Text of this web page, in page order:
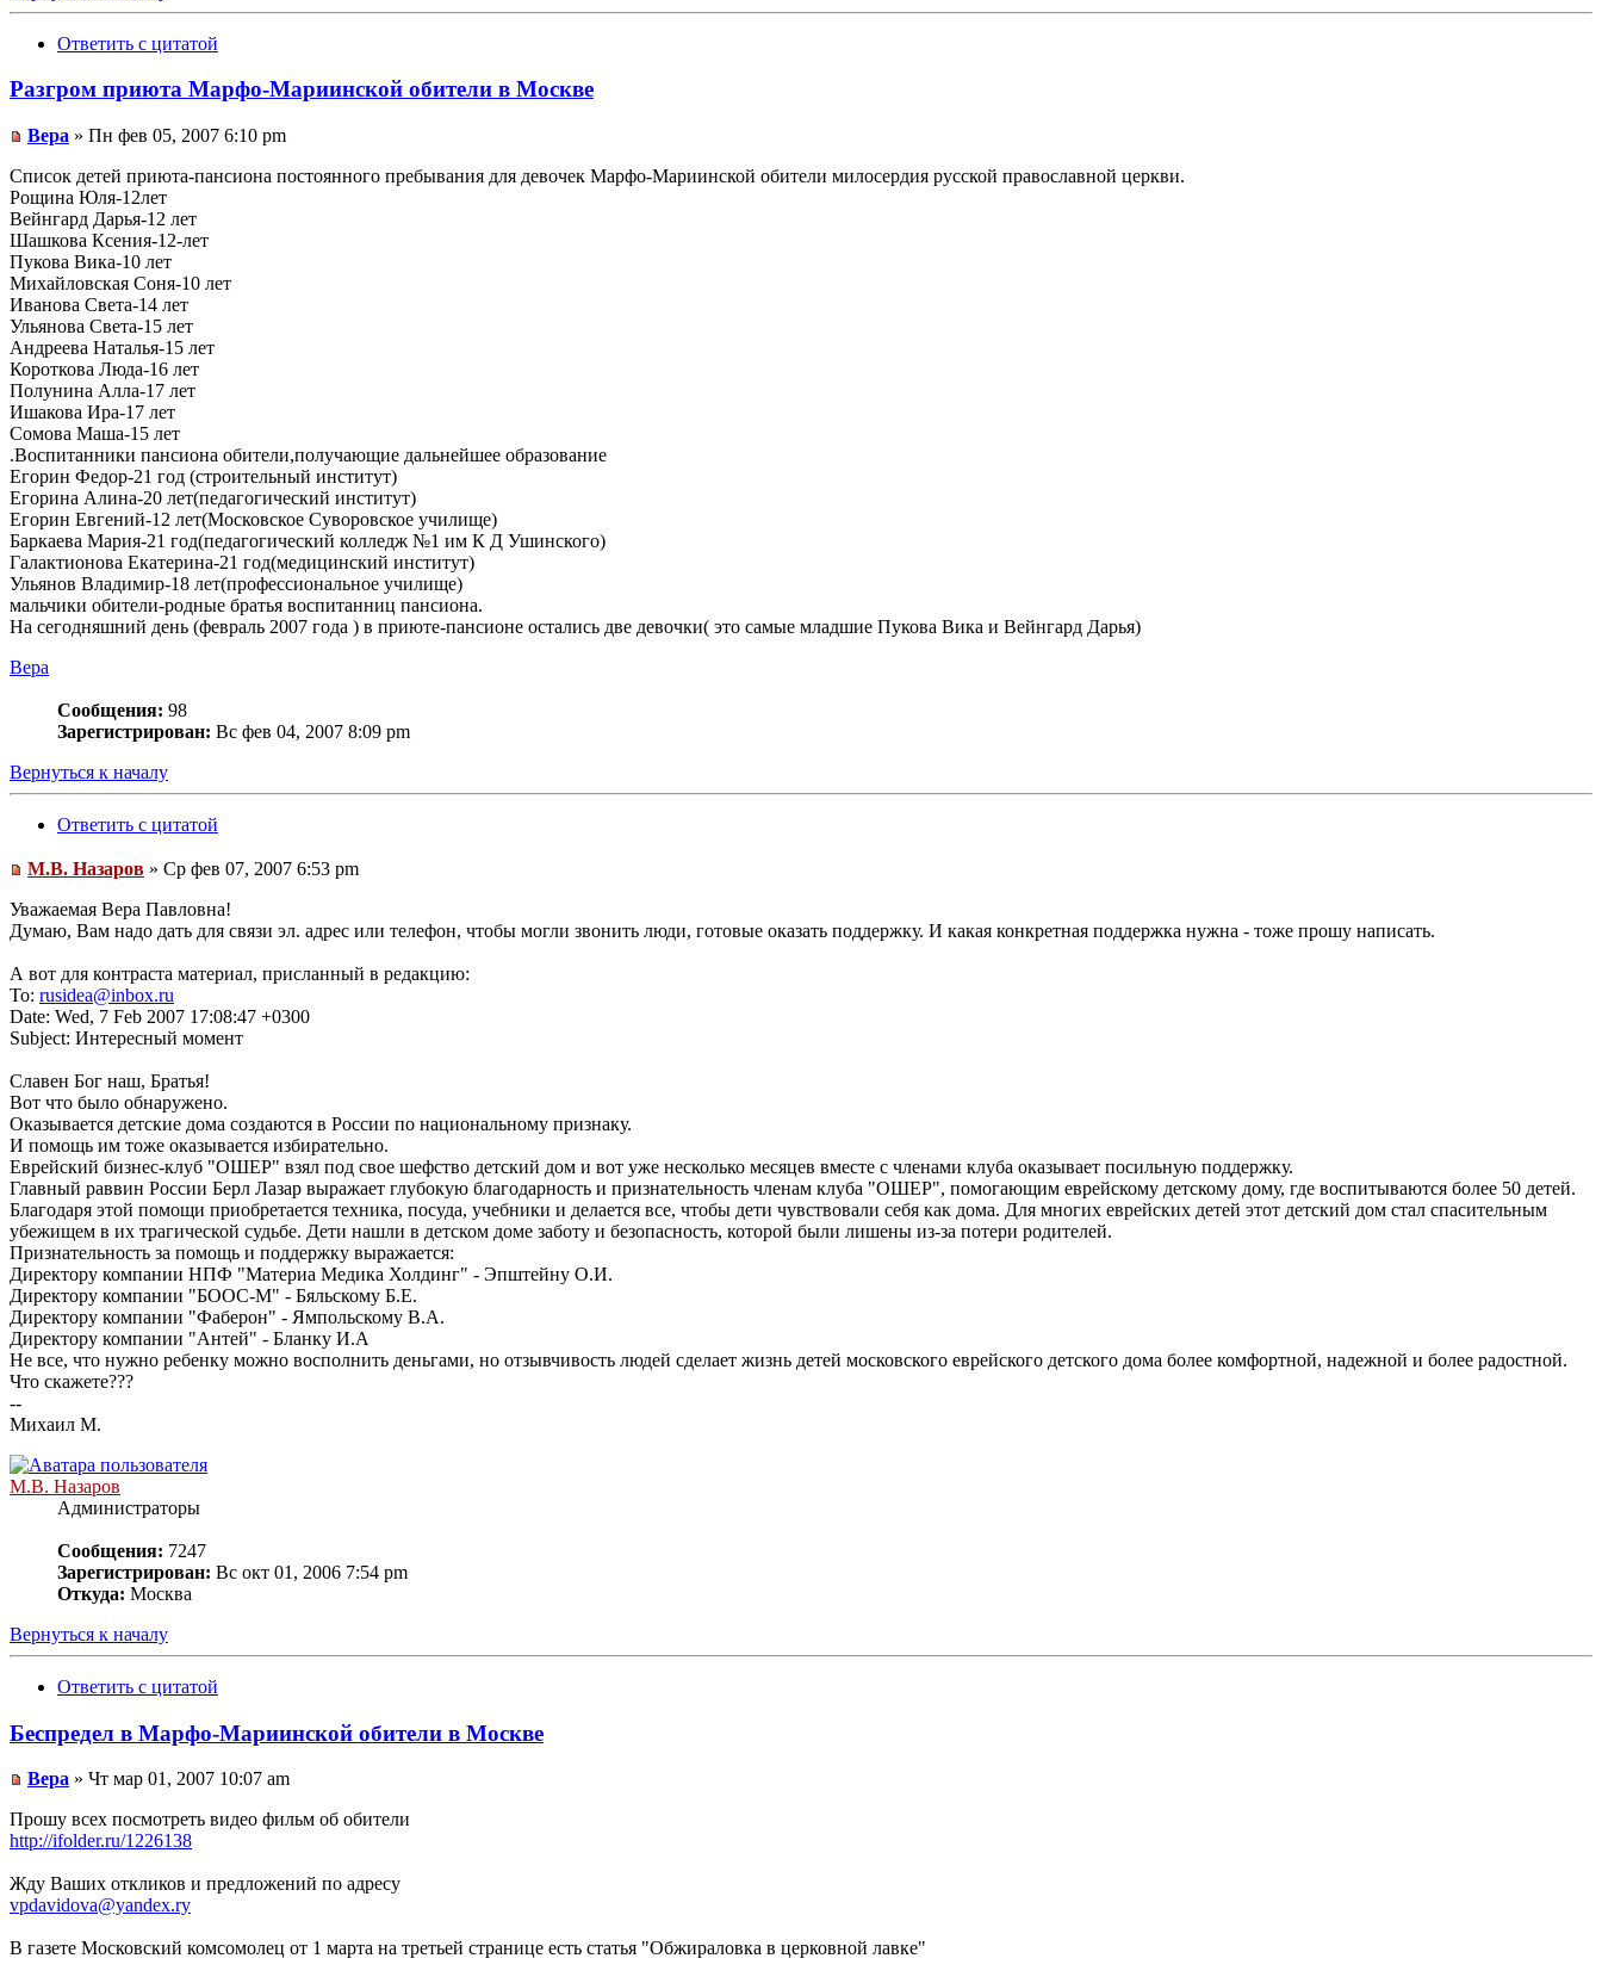
Ответить с цитатой
Разгром приюта Марфо-Мариинской обители в Москве
Вера » Пн фев 05, 2007 6:10 pm
Список детей приюта-пансиона постоянного пребывания для девочек Марфо-Мариинской обители милосердия русской православной церкви.
Рощина Юля-12лет
Вейнгард Дарья-12 лет
Шашкова Ксения-12-лет
Пукова Вика-10 лет
Михайловская Соня-10 лет
Иванова Света-14 лет
Ульянова Света-15 лет
Андреева Наталья-15 лет
Короткова Люда-16 лет
Полунина Алла-17 лет
Ишакова Ира-17 лет
Сомова Маша-15 лет
.Воспитанники пансиона обители,получающие дальнейшее образование
Егорин Федор-21 год (строительный институт)
Егорина Алина-20 лет(педагогический институт)
Егорин Евгений-12 лет(Московское Суворовское училище)
Баркаева Мария-21 год(педагогический колледж №1 им К Д Ушинского)
Галактионова Екатерина-21 год(медицинский институт)
Ульянов Владимир-18 лет(профессиональное училище)
мальчики обители-родные братья воспитанниц пансиона.
На сегодняшний день (февраль 2007 года ) в приюте-пансионе остались две девочки( это самые младшие Пукова Вика и Вейнгард Дарья)
Вера
Сообщения: 98
Зарегистрирован: Вс фев 04, 2007 8:09 pm
Вернуться к началу
Ответить с цитатой
М.В. Назаров » Ср фев 07, 2007 6:53 pm
Уважаемая Вера Павловна!
Думаю, Вам надо дать для связи эл. адрес или телефон, чтобы могли звонить люди, готовые оказать поддержку. И какая конкретная поддержка нужна - тоже прошу написать.
А вот для контраста материал, присланный в редакцию:
To: rusidea@inbox.ru
Date: Wed, 7 Feb 2007 17:08:47 +0300
Subject: Интересный момент
Славен Бог наш, Братья!
Вот что было обнаружено.
Оказывается детские дома создаются в России по национальному признаку.
И помощь им тоже оказывается избирательно.
Еврейский бизнес-клуб "ОШЕР" взял под свое шефство детский дом и вот уже несколько месяцев вместе с членами клуба оказывает посильную поддержку.
Главный раввин России Берл Лазар выражает глубокую благодарность и признательность членам клуба "ОШЕР", помогающим еврейскому детскому дому, где воспитываются более 50 детей.
Благодаря этой помощи приобретается техника, посуда, учебники и делается все, чтобы дети чувствовали себя как дома. Для многих еврейских детей этот детский дом стал спасительным
убежищем в их трагической судьбе. Дети нашли в детском доме заботу и безопасность, которой были лишены из-за потери родителей.
Признательность за помощь и поддержку выражается:
Директору компании НПФ "Материа Медика Холдинг" - Эпштейну О.И.
Директору компании "БООC-М" - Бяльскому Б.Е.
Директору компании "Фаберон" - Ямпольскому В.А.
Директору компании "Антей" - Бланку И.А
Не все, что нужно ребенку можно восполнить деньгами, но отзывчивость людей сделает жизнь детей московского еврейского детского дома более комфортной, надежной и более радостной.
Что скажете???
--
Михаил М.
М.В. Назаров
Администраторы
Сообщения: 7247
Зарегистрирован: Вс окт 01, 2006 7:54 pm
Откуда: Москва
Вернуться к началу
Ответить с цитатой
Беспредел в Марфо-Мариинской обители в Москве
Вера » Чт мар 01, 2007 10:07 am
Прошу всех посмотреть видео фильм об обители
http://ifolder.ru/1226138
Жду Ваших откликов и предложений по адресу
vpdavidova@yandex.ry
В газете Московский комсомолец от 1 марта на третьей странице есть статья "Обжираловка в церковной лавке"